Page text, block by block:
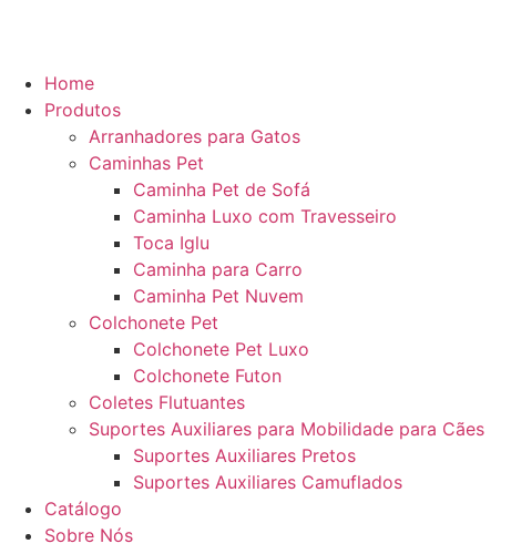
Home
Produtos
Arranhadores para Gatos
Caminhas Pet
Caminha Pet de Sofá
Caminha Luxo com Travesseiro
Toca Iglu
Caminha para Carro
Caminha Pet Nuvem
Colchonete Pet
Colchonete Pet Luxo
Colchonete Futon
Coletes Flutuantes
Suportes Auxiliares para Mobilidade para Cães
Suportes Auxiliares Pretos
Suportes Auxiliares Camuflados
Catálogo
Sobre Nós